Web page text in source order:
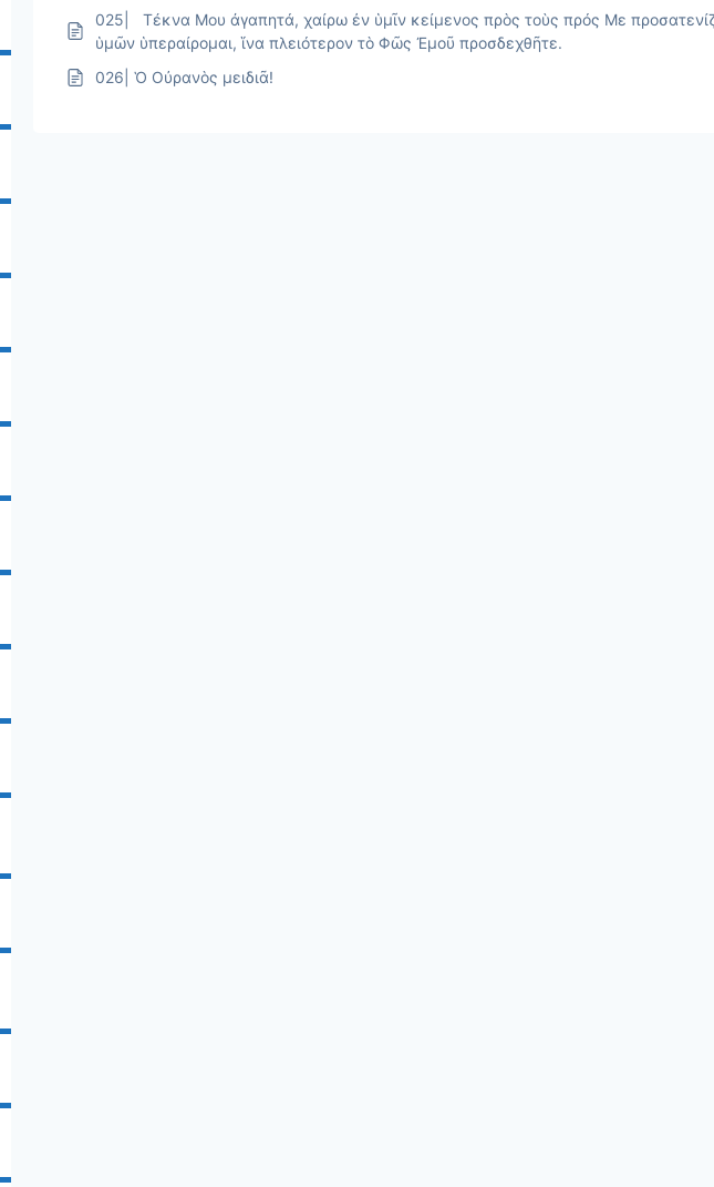
025| Τέκνα Μου ἀγαπητά, χαίρω ἐν ὑμῖν κείμενος πρὸς τοὺς πρός Με
ὑμῶν ὑπεραίρομαι, ἵνα πλειότερον τὸ Φῶς Ἐμοῦ προσδεχθῆτε.
026| Ὁ Οὐρανὸς μειδιᾶ!